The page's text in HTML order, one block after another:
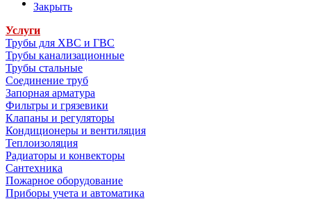
Закрыть
Услуги
Трубы для ХВС и ГВС
Трубы канализационные
Трубы стальные
Соединение труб
Запорная арматура
Фильтры и грязевики
Клапаны и регуляторы
Кондиционеры и вентиляция
Теплоизоляция
Радиаторы и конвекторы
Сантехника
Пожарное оборудование
Приборы учета и автоматика